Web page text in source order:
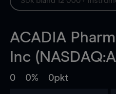
ACADIA
Inc
0 0% 0pkt